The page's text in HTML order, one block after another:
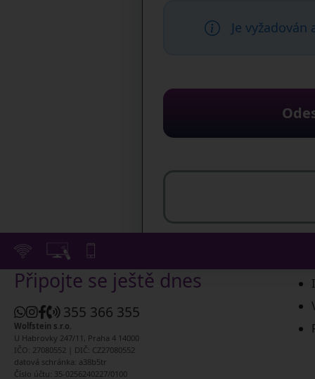
Je
Připojte se ještě dnes
355 366 355
Wolfstein s.r.o.
U Habrovky 247/11, Praha 4 14000
IČO: 27080552 | DIČ: CZ27080552
datová schránka: a38b5tr
Číslo účtu: 35-0256240227/0100